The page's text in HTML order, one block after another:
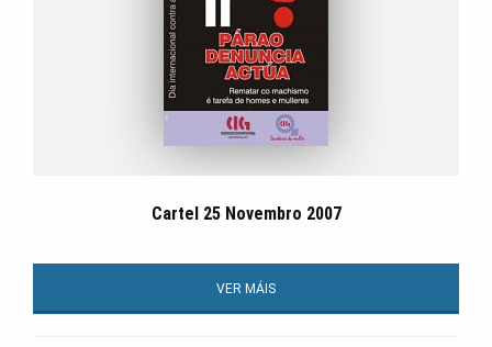
Cartel 25 Novembro 2007
VER MÁIS